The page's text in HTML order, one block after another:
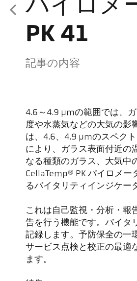
パイロメ
PK 41
記事の内容
4.6～4.9 µmの範囲では、
度や水蒸気などの大気の影
は、4.6、4.9 µmのスペク
により、ガラス表面付近の
なる種類のガラス、大気中
CellaTemp® PK パイロメ
るバイタリティインジケー
これは自己監視・分析・報
告を行う機能です。バイタ
記録します。予防保全の一
サービス点検と校正の最適
ます。